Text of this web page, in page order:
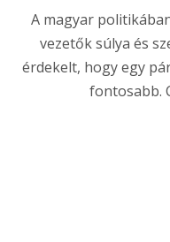
A magyar
vezetők súlya és
érdekelt, hogy egy
fontosabb.